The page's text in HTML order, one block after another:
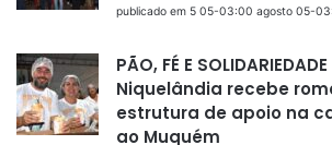
publicado em 5 05-03:00 agosto 05-
PÃO, FÉ E
Niquelândia recebe
estrutura de apoio na
ao Muquém